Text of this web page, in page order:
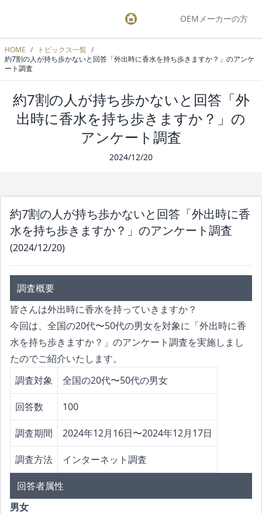
OEMメーカーの方
HOME / トピックス一覧 /
約7割の人が持ち歩かないと回答「外出時に香水を持ち歩きますか？」のアンケ
ート調査
約7割の人が持ち歩かないと回答「外
出時に香水を持ち歩きますか？」の
アンケート調査
2024/12/20
約7割の人が持ち歩かないと回答「外出時に香
水を持ち歩きますか？」のアンケート調査
(2024/12/20)
調査概要
皆さんは外出時に香水を持っていきますか？
今回は、全国の20代〜50代の男女を対象に「外出時に香
水を持ち歩きますか？」のアンケート調査を実施しまし
たのでご紹介いたします。
調査対象
全国の20代〜50代の男女
回答数 100
調査期間 2024年12月16日〜2024年12月17日
調査方法 インターネット調査
回答者属性
男女